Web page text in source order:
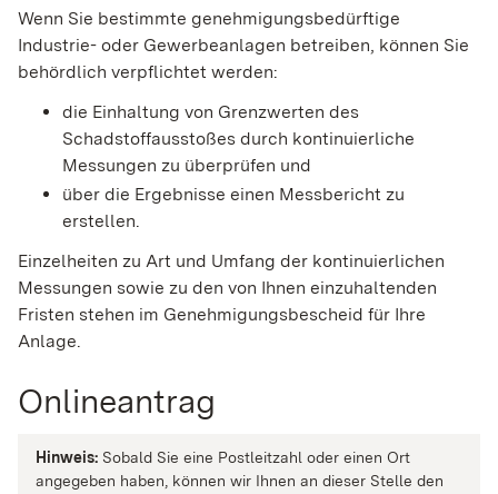
Wenn Sie bestimmte genehmigungsbedürftige
Industrie- oder Gewerbeanlagen betreiben, können Sie
behördlich verpflichtet werden:
die Einhaltung von Grenzwerten des
Schadstoffausstoßes durch kontinuierliche
Messungen zu überprüfen und
über die Ergebnisse einen Messbericht zu
erstellen.
Einzelheiten zu Art und Umfang der kontinuierlichen
Messungen sowie zu den von Ihnen einzuhaltenden
Fristen stehen im Genehmigungsbescheid für Ihre
Anlage.
Onlineantrag
Hinweis: Sobald Sie eine Postleitzahl oder einen Ort
angegeben haben, können wir Ihnen an dieser Stelle den